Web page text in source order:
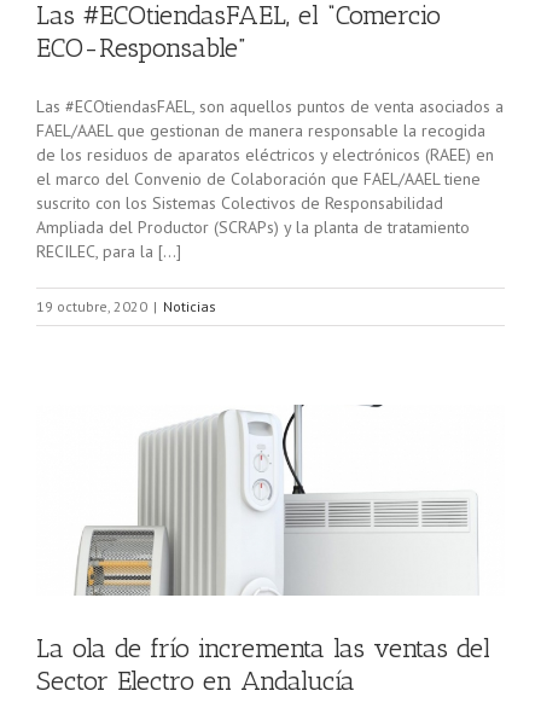
Las #ECOtiendasFAEL, el “Comercio
ECO-Responsable”
Las #ECOtiendasFAEL, son aquellos puntos de venta asociados a
FAEL/AAEL que gestionan de manera responsable la recogida
de los residuos de aparatos eléctricos y electrónicos (RAEE) en
el marco del Convenio de Colaboración que FAEL/AAEL tiene
suscrito con los Sistemas Colectivos de Responsabilidad
Ampliada del Productor (SCRAPs) y la planta de tratamiento
RECILEC, para la […]
19 octubre, 2020 | Noticias
La ola de frío incrementa las ventas del
Sector Electro en Andalucía